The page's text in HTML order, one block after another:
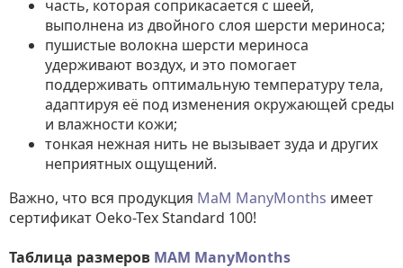
часть, которая соприкасается с шеей,
выполнена из двойного слоя шерсти мериноса;
пушистые волокна шерсти мериноса
удерживают воздух, и это помогает
поддерживать оптимальную температуру тела,
адаптируя её под изменения окружающей среды
и влажности кожи;
тонкая нежная нить не вызывает зуда и других
неприятных ощущений.
Важно, что вся продукция МаМ ManyMonths имеет
сертификат Oeko-Tex Standard 100!
Таблица размеров MAM ManyMonths